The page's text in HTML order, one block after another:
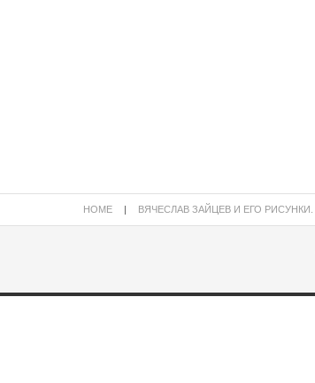
HOME | ВЯЧЕСЛАВ ЗАЙЦЕВ И ЕГО РИСУНКИ.